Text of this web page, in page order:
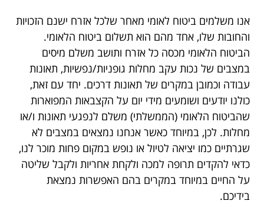
אנו משלמים ביטוח לאומי מאחר שלכל אזרח ישנם הזכויות
והחובות שלו, אחד מהם הוא תשלום ביטוח הלאומי.
הביטוח הלאומי מכסה כל אזרח ותושב משלם מיסים
במצבים של נכות עקב מחלות גופניות/נפשיות, תאונות
עבודה וכמובן במקרים של תאונות דרכים. יחד עם זאת,
כולנו יודעים ושומעים מידי יום על הקצבאות המפוארות
שהביטוח הלאומי (הממשלתי) משלם לנפגעי תאונות ו/או
מחלות. לכן, במיוחד כאשר אנחנו נמצאים במצבים לא
שגרתיים כמו יציאה לטיול או נופש במקום פחות מוכר לנו,
כדאי להקדים תרופה למכה ולקחת אחריות ולקבל שליטה
על החיים במיוחד במקרים בהם האפשרות נמצאת
בידיכם.